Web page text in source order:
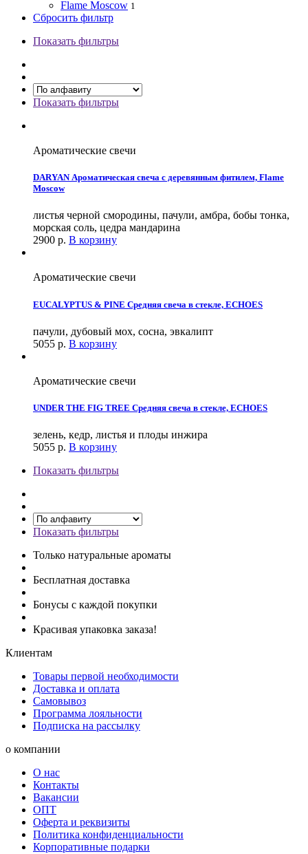
Flame Moscow 1
Сбросить фильтр
Показать фильтры
Показать фильтры
Ароматические свечи
DARYAN Ароматическая свеча с деревянным фитилем, Flame
Moscow
листья черной смородины, пачули, амбра, бобы тонка,
морская соль, цедра мандарина
2900 р. В корзину
Ароматические свечи
EUCALYPTUS & PINE Средняя свеча в стекле, ECHOES
пачули, дубовый мох, сосна, эвкалипт
5055 р. В корзину
Ароматические свечи
UNDER THE FIG TREE Средняя свеча в стекле, ECHOES
зелень, кедр, листья и плоды инжира
5055 р. В корзину
Показать фильтры
Показать фильтры
Только натуральные ароматы
Бесплатная доставка
Бонусы с каждой покупки
Красивая упаковка заказа!
Клиентам
Товары первой необходимости
Доставка и оплата
Самовывоз
Программа лояльности
Подписка на рассылку
о компании
О нас
Контакты
Вакансии
ОПТ
Оферта и реквизиты
Политика конфиденциальности
Корпоративные подарки